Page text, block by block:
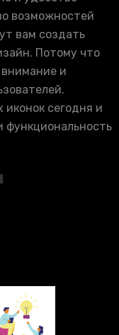
возможностей
вам создать
Потому что
и
сегодня и
функциональность